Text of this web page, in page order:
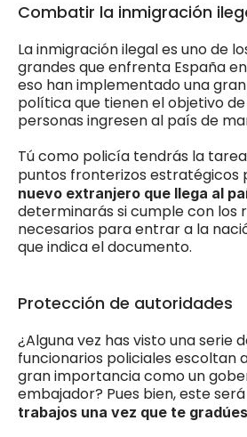
Combatir la inmigración
La inmigración ilegal es uno de
grandes que enfrenta España
eso han implementado una
política que tienen el objetivo
personas ingresen al país de
Tú como policía tendrás la
puntos fronterizos estratégicos
nuevo extranjero que llega al
determinarás si cumple con los
necesarios para entrar a la
que indica el documento.
Protección de autoridades
¿Alguna vez has visto una serie
funcionarios policiales escoltan
gran importancia como un
trabajos una vez que te gradúes